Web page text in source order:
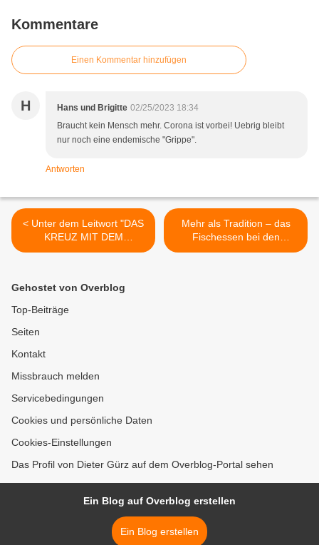
Kommentare
Einen Kommentar hinzufügen
H Hans und Brigitte 02/25/2023 18:34
Braucht kein Mensch mehr. Corona ist vorbei! Uebrig bleibt
nur noch eine endemische "Grippe".
Antworten
< Unter dem Leitwort "DAS
KREUZ MIT DEM
FRIEDEN" findet in der
Angeboten statt
Mehr als Tradition – das
Fischessen bei den
NaturFreunden >
Gehostet von Overblog
Top-Beiträge
Seiten
Kontakt
Missbrauch melden
Servicebedingungen
Cookies und persönliche Daten
Cookies-Einstellungen
Das Profil von Dieter Gürz auf dem Overblog-Portal sehen
Ein Blog auf Overblog erstellen
Ein Blog erstellen